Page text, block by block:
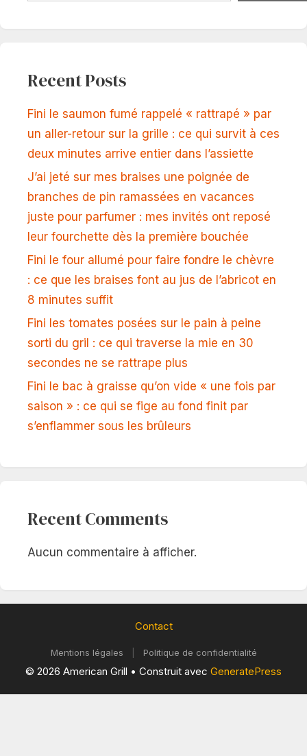
Recent Posts
Fini le saumon fumé rappelé « rattrapé » par
un aller-retour sur la grille : ce qui survit à ces
deux minutes arrive entier dans l’assiette
J’ai jeté sur mes braises une poignée de
branches de pin ramassées en vacances
juste pour parfumer : mes invités ont reposé
leur fourchette dès la première bouchée
Fini le four allumé pour faire fondre le chèvre
: ce que les braises font au jus de l’abricot en
8 minutes suffit
Fini les tomates posées sur le pain à peine
sorti du gril : ce qui traverse la mie en 30
secondes ne se rattrape plus
Fini le bac à graisse qu’on vide « une fois par
saison » : ce qui se fige au fond finit par
s’enflammer sous les brûleurs
Recent Comments
Aucun commentaire à afficher.
Contact
Mentions légales Politique de confidentialité
© 2026 American Grill • Construit avec GeneratePress